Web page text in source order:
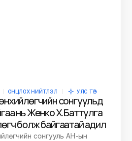
ОНЦЛОХ НИЙТЛЭЛ УЛС ТӨР
сонгуульд
нь Женко Х.Баттулга
болж байгаатай адил
сонгууль АН-ын